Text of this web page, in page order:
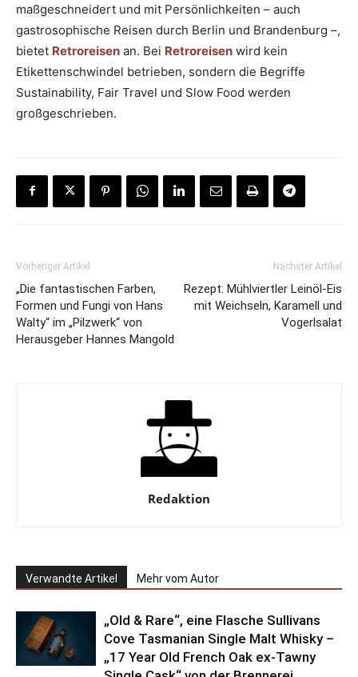
maßgeschneidert und mit Persönlichkeiten – auch
gastrosophische Reisen durch Berlin und Brandenburg –,
bietet Retroreisen an. Bei Retroreisen wird kein
Etikettenschwindel betrieben, sondern die Begriffe
Sustainability, Fair Travel und Slow Food werden
großgeschrieben.
Vorheriger Artikel
„Die fantastischen Farben,
Formen und Fungi von Hans
Walty“ im „Pilzwerk“ von
Herausgeber Hannes Mangold
Nächster Artikel
Rezept: Mühlviertler Leinöl-Eis
mit Weichseln, Karamell und
Vogerlsalat
Redaktion
Verwandte Artikel Mehr vom Autor
„Old & Rare“, eine Flasche Sullivans
Cove Tasmanian Single Malt Whisky –
„17 Year Old French Oak ex-Tawny